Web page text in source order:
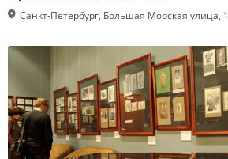
Санкт-Петербург, Большая Морская улица, 1